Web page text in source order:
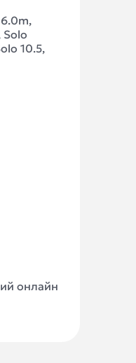
6.0m,
Solo
10.5,
онлайн